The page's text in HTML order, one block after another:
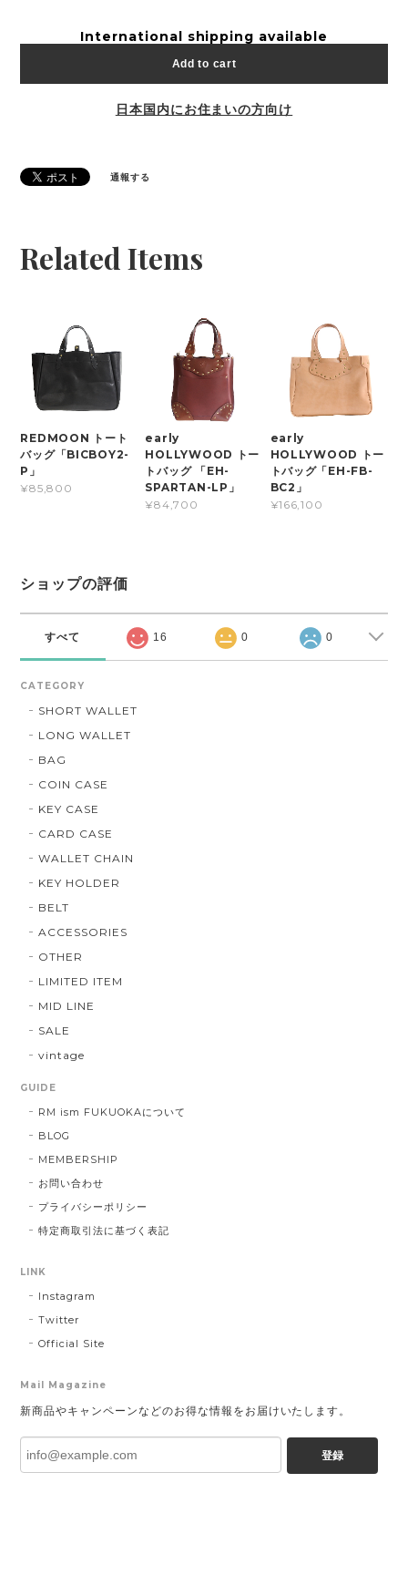
International shipping available
Add to cart
日本国内にお住まいの方向け
通報する
Related Items
REDMOON トート
バッグ「BICBOY2-
P」
¥85,800
early
HOLLYWOOD トー
トバッグ 「EH-
SPARTAN-LP」
¥84,700
early
HOLLYWOOD トー
トバッグ「EH-FB-
BC2」
¥166,100
ショップの評価
すべて 16 0 0
CATEGORY
SHORT WALLET
LONG WALLET
BAG
COIN CASE
KEY CASE
CARD CASE
WALLET CHAIN
KEY HOLDER
BELT
ACCESSORIES
OTHER
LIMITED ITEM
MID LINE
SALE
vintage
GUIDE
RM ism FUKUOKAについて
BLOG
MEMBERSHIP
お問い合わせ
プライバシーポリシー
特定商取引法に基づく表記
LINK
Instagram
Twitter
Official Site
Mail Magazine
新商品やキャンペーンなどのお得な情報をお届けいたします。
登録